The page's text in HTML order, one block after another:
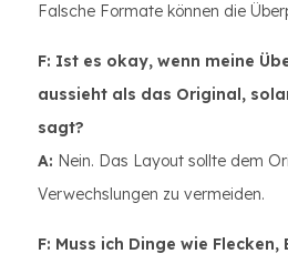
Falsche Formate können die
F: Ist es okay, wenn meine
aussieht als das Original,
sagt?
A: Nein. Das Layout sollte dem
Verwechslungen zu vermeiden.
F: Muss ich Dinge wie